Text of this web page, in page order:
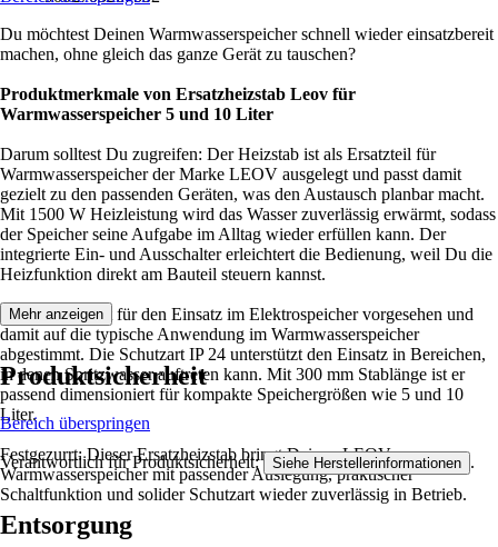
Du möchtest Deinen Warmwasserspeicher schnell wieder einsatzbereit
machen, ohne gleich das ganze Gerät zu tauschen?
Produktmerkmale von Ersatzheizstab Leov für
Warmwasserspeicher 5 und 10 Liter
Darum solltest Du zugreifen: Der Heizstab ist als Ersatzteil für
Warmwasserspeicher der Marke LEOV ausgelegt und passt damit
gezielt zu den passenden Geräten, was den Austausch planbar macht.
Mit 1500 W Heizleistung wird das Wasser zuverlässig erwärmt, sodass
der Speicher seine Aufgabe im Alltag wieder erfüllen kann. Der
integrierte Ein- und Ausschalter erleichtert die Bedienung, weil Du die
Heizfunktion direkt am Bauteil steuern kannst.
Der Heizstab ist für den Einsatz im Elektrospeicher vorgesehen und
damit auf die typische Anwendung im Warmwasserspeicher
abgestimmt. Die Schutzart IP 24 unterstützt den Einsatz in Bereichen,
in denen Spritzwasser auftreten kann. Mit 300 mm Stablänge ist er
passend dimensioniert für kompakte Speichergrößen wie 5 und 10
Liter.
Festgezurrt: Dieser Ersatzheizstab bringt Deinen LEOV-
Warmwasserspeicher mit passender Auslegung, praktischer
Schaltfunktion und solider Schutzart wieder zuverlässig in Betrieb.
Mehr anzeigen
Produktsicherheit
Bereich überspringen
Verantwortlich für Produktsicherheit: Siehe Herstellerinformationen .
Entsorgung